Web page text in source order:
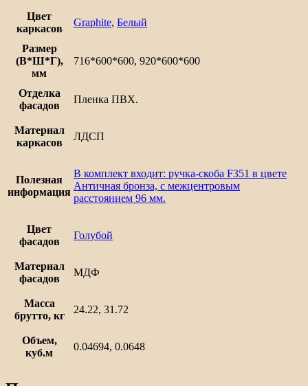
Цвет
каркасов
Graphite, Белый
Размер
(В*Ш*Г),
мм
716*600*600, 920*600*600
Отделка
фасадов
Пленка ПВХ.
Материал
каркасов
ЛДСП
Полезная
информация
В комплект входит: ручка-скоба F351 в цвете
Античная бронза, с межцентровым
расстоянием 96 мм.
Цвет
фасадов
Голубой
Материал
фасадов
МДФ
Масса
брутто, кг
24.22, 31.72
Объем,
куб.м
0.04694, 0.0648